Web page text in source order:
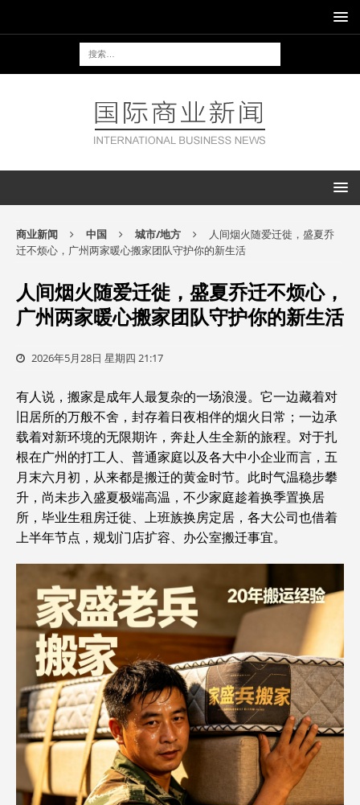
商业新闻 中国 城市/地方
人间烟火随爱迁徙，盛夏乔
迁不烦心，广州两家暖心搬家团队守护你的新生活
人间烟火随爱迁徙，盛夏乔迁不烦心，
广州两家暖心搬家团队守护你的新生活
2026年5月28日 星期四 21:17
有人说，搬家是成年人最复杂的一场浪漫。它一边藏着对
旧居所的万般不舍，封存着日夜相伴的烟火日常；一边承
载着对新环境的无限期许，奔赴人生全新的旅程。对于扎
根在广州的打工人、普通家庭以及各大中小企业而言，五
月末六月初，从来都是搬迁的黄金时节。此时气温稳步攀
升，尚未步入盛夏极端高温，不少家庭趁着换季置换居
所，毕业生租房迁徙、上班族换房定居，各大公司也借着
上半年节点，规划门店扩容、办公室搬迁事宜。